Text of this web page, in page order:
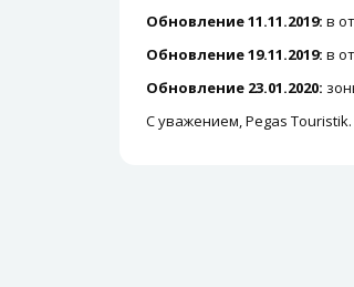
Обновление 11.11.2019: в
Обновление 19.11.2019: в
Обновление 23.01.2020:
С уважением, Pegas Touristik.